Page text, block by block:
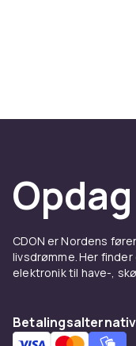
CDON er Nordens
livsdrømme. Her
elektronik til have-,
Betalingsalternativ